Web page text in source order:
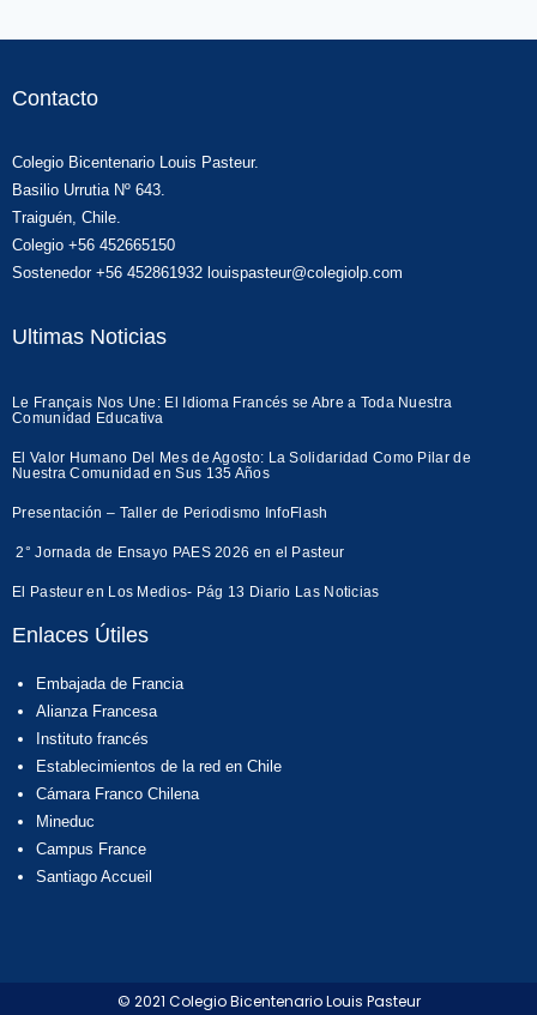
Contacto
Colegio Bicentenario Louis Pasteur.
Basilio Urrutia Nº 643.
Traiguén, Chile.
Colegio +56 452665150
Sostenedor +56 452861932 louispasteur@colegiolp.com
Ultimas Noticias
Le Français Nos Une: El Idioma Francés se Abre a Toda Nuestra
Comunidad Educativa
El Valor Humano Del Mes de Agosto: La Solidaridad Como Pilar de
Nuestra Comunidad en Sus 135 Años
Presentación – Taller de Periodismo InfoFlash
2° Jornada de Ensayo PAES 2026 en el Pasteur
El Pasteur en Los Medios- Pág 13 Diario Las Noticias
Enlaces Útiles
Embajada de Francia
Alianza Francesa
Instituto francés
Establecimientos de la red en Chile
Cámara Franco Chilena
Mineduc
Campus France
Santiago Accueil
© 2021 Colegio Bicentenario Louis Pasteur